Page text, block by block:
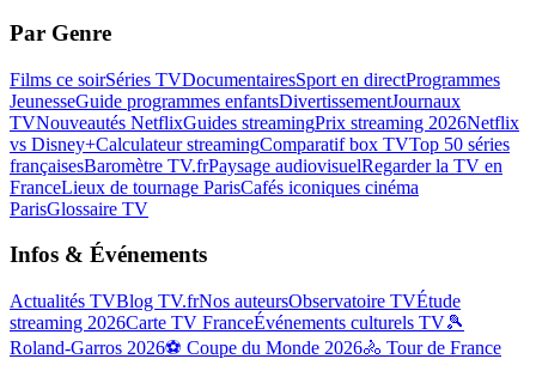
Par Genre
Films ce soirSéries TVDocumentairesSport en directProgrammes
JeunesseGuide programmes enfantsDivertissementJournaux
TVNouveautés NetflixGuides streamingPrix streaming 2026Netflix
vs Disney+Calculateur streamingComparatif box TVTop 50 séries
françaisesBaromètre TV.frPaysage audiovisuelRegarder la TV en
FranceLieux de tournage ParisCafés iconiques cinéma
ParisGlossaire TV
Infos & Événements
Actualités TVBlog TV.frNos auteursObservatoire TVÉtude
streaming 2026Carte TV FranceÉvénements culturels TV🎾
Roland-Garros 2026⚽ Coupe du Monde 2026🚴 Tour de France